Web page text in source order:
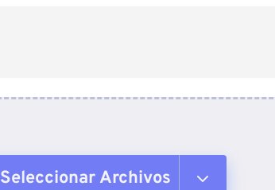
Seleccionar Archivos